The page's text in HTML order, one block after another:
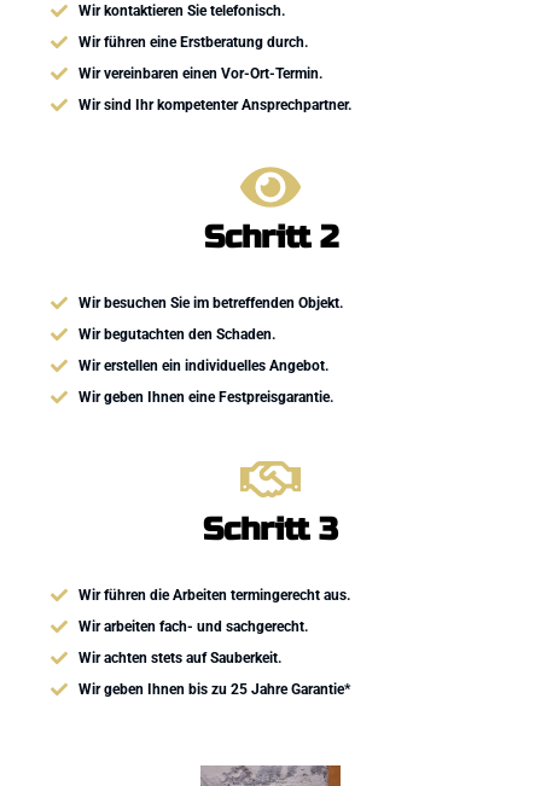
Wir kontaktieren Sie telefonisch.
Wir führen eine Erstberatung durch.
Wir vereinbaren einen Vor-Ort-Termin.
​Wir sind Ihr kompetenter Ansprechpartner.
Schritt 2
Wir besuchen Sie im betreffenden Objekt.
Wir begutachten den Schaden.
​Wir erstellen ein individuelles Angebot.
Wir geben Ihnen eine Festpreisgarantie.
Schritt 3
Wir führen die Arbeiten termingerecht aus.
Wir arbeiten fach- und sachgerecht.
Wir achten stets auf Sauberkeit.
Wir geben Ihnen bis zu 25 Jahre Garantie*